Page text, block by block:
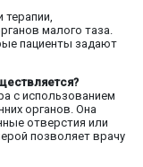
малого таза.
пациенты задают
с использованием
органов. Она
отверстия или
позволяет врачу